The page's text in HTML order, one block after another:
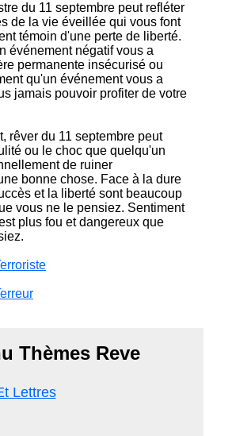
du 11 septembre peut refléter
de la vie éveillée qui vous font
témoin d'une perte de liberté.
événement négatif vous a
permanente insécurisé ou
qu'un événement vous a
jamais pouvoir profiter de votre
rêver du 11 septembre peut
ou le choc que quelqu'un
de ruiner
bonne chose. Face à la dure
et la liberté sont beaucoup
vous ne le pensiez. Sentiment
plus fou et dangereux que
Thèmes Reve
Lettres